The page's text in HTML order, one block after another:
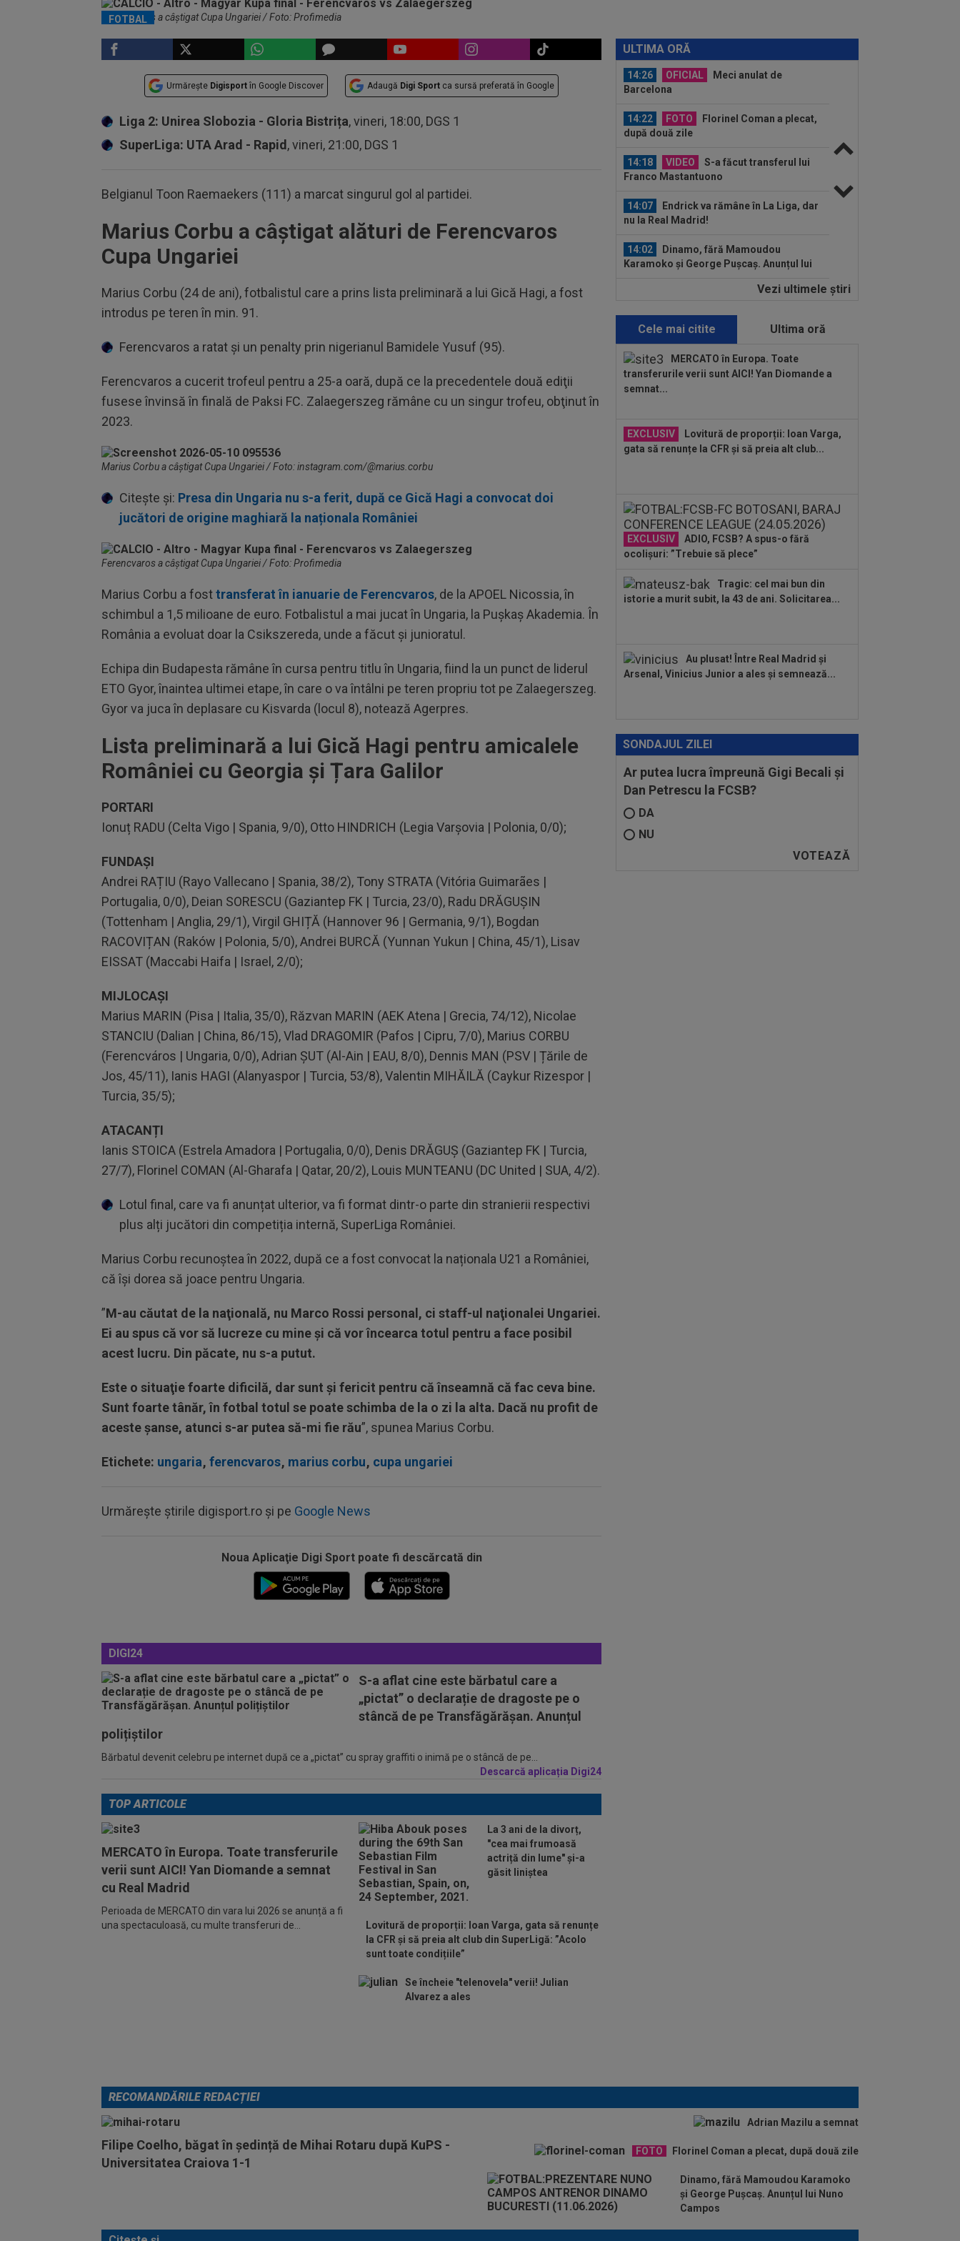
FOTBAL
Ferencvaros a câștigat Cupa Ungariei / Foto: Profimedia
Urmărește Digisport în Google Discover Adaugă Digi Sport ca sursă preferată în Google
Liga 2: Unirea Slobozia - Gloria Bistrița, vineri, 18:00, DGS 1
SuperLiga: UTA Arad - Rapid , vineri, 21:00, DGS 1
Belgianul Toon Raemaekers (111) a marcat singurul gol al partidei.
Marius Corbu a câștigat alături de Ferencvaros
Cupa Ungariei
Marius Corbu (24 de ani), fotbalistul care a prins lista preliminară a lui Gică Hagi, a fost
introdus pe teren în min. 91.
Ferencvaros a ratat și un penalty prin nigerianul Bamidele Yusuf (95).
Ferencvaros a cucerit trofeul pentru a 25-a oară, după ce la precedentele două ediţii
fusese învinsă în finală de Paksi FC. Zalaegerszeg rămâne cu un singur trofeu, obţinut în
2023.
Marius Corbu a câștigat Cupa Ungariei / Foto: instagram.com/@marius.corbu
Citește și: Presa din Ungaria nu s-a ferit, după ce Gică Hagi a convocat doi
jucători de origine maghiară la naționala României
Ferencvaros a câștigat Cupa Ungariei / Foto: Profimedia
Marius Corbu a fosttransferat în ianuarie de Ferencvaros, de la APOEL Nicossia, în
schimbul a 1,5 milioane de euro. Fotbalistul a mai jucat în Ungaria, la Pușkaș Akademia. În
România a evoluat doar la Csikszereda, unde a făcut și junioratul.
Echipa din Budapesta rămâne în cursa pentru titlu în Ungaria, fiind la un punct de liderul
ETO Gyor, înaintea ultimei etape, în care o va întâlni pe teren propriu tot pe Zalaegerszeg.
Gyor va juca în deplasare cu Kisvarda (locul 8), notează Agerpres.
Lista preliminară a lui Gică Hagi pentru amicalele
României cu Georgia și Țara Galilor
PORTARI
Ionuț RADU (Celta Vigo | Spania, 9/0), Otto HINDRICH (Legia Varșovia | Polonia, 0/0);
FUNDAȘI
Andrei RAȚIU (Rayo Vallecano | Spania, 38/2), Tony STRATA (Vitória Guimarães |
Portugalia, 0/0), Deian SORESCU (Gaziantep FK | Turcia, 23/0), Radu DRĂGUȘIN
(Tottenham | Anglia, 29/1), Virgil GHIȚĂ (Hannover 96 | Germania, 9/1), Bogdan
RACOVIȚAN (Raków | Polonia, 5/0), Andrei BURCĂ (Yunnan Yukun | China, 45/1), Lisav
EISSAT (Maccabi Haifa | Israel, 2/0);
MIJLOCAȘI
Marius MARIN (Pisa | Italia, 35/0), Răzvan MARIN (AEK Atena | Grecia, 74/12), Nicolae
STANCIU (Dalian | China, 86/15), Vlad DRAGOMIR (Pafos | Cipru, 7/0), Marius CORBU
(Ferencváros | Ungaria, 0/0), Adrian ȘUT (Al-Ain | EAU, 8/0), Dennis MAN (PSV | Țările de
Jos, 45/11), Ianis HAGI (Alanyaspor | Turcia, 53/8), Valentin MIHĂILĂ (Caykur Rizespor |
Turcia, 35/5);
ATACANȚI
Ianis STOICA (Estrela Amadora | Portugalia, 0/0), Denis DRĂGUȘ (Gaziantep FK | Turcia,
27/7), Florinel COMAN (Al-Gharafa | Qatar, 20/2), Louis MUNTEANU (DC United | SUA, 4/2).
Lotul final, care va fi anunțat ulterior, va fi format dintr-o parte din stranierii respectivi
plus alți jucători din competiția internă, SuperLiga României.
Marius Corbu recunoștea în 2022, după ce a fost convocat la naționala U21 a României,
că își dorea să joace pentru Ungaria.
”M-au căutat de la naţională, nu Marco Rossi personal, ci staff-ul naţionalei Ungariei.
Ei au spus că vor să lucreze cu mine şi că vor încearca totul pentru a face posibil
acest lucru. Din păcate, nu s-a putut.
Este o situaţie foarte dificilă, dar sunt şi fericit pentru că înseamnă că fac ceva bine.
Sunt foarte tânăr, în fotbal totul se poate schimba de la o zi la alta. Dacă nu profit de
aceste şanse, atunci s-ar putea să-mi fie rău”, spunea Marius Corbu.
Etichete: ungaria, ferencvaros, marius corbu, cupa ungariei
Urmărește știrile digisport.ro și pe Google News
Noua Aplicaţie Digi Sport poate fi descărcată din
DIGI24
S-a aflat cine este bărbatul care a
„pictat” o declarație de dragoste pe o
stâncă de pe Transfăgărășan. Anunțul
polițiștilor
Bărbatul devenit celebru pe internet după ce a „pictat” cu spray graffiti o inimă pe o stâncă de pe...
Descarcă aplicația Digi24
ULTIMA ORĂ
Mihai Rotaru după KuPS - Universitatea...
14:26 OFICIAL
Meci anulat de
Barcelona
14:22 FOTO
Florinel Coman a plecat,
după două zile
14:18 VIDEO
S-a făcut transferul lui
Franco Mastantuono
14:07
Endrick va rămâne în La Liga, dar
nu la Real Madrid!
14:02
Dinamo, fără Mamoudou
Karamoko și George Pușcaș. Anunțul lui
Unirea Slobozia - Gloria Bistrița,
13:38
Cosmin Matei a fost suspendat
pentru dopaj! Verdictul final dat de TAS
13:36 EXCLUSIV
Ilie Dumitrescu a
văzut ce face Ioan Varga la CFR Cluj și n-a
14:26 OFICIAL
Meci anulat de
Barcelona
14:22 FOTO
Florinel Coman a plecat,
14:18 VIDEO
S-a făcut transferul lui
Vezi ultimele ştiri
Cele mai citite Ultima oră
MERCATO în Europa. Toate
transferurile verii sunt AICI! Yan Diomande a
semnat...
EXCLUSIV
Lovitură de proporții: Ioan Varga,
gata să renunțe la CFR și să preia alt club...
EXCLUSIV
ADIO, FCSB? A spus-o fără
ocolișuri: ”Trebuie să plece”
Tragic: cel mai bun din
istorie a murit subit, la 43 de ani. Solicitarea...
Au plusat! Între Real Madrid și
Arsenal, Vinicius Junior a ales și semnează...
SONDAJUL ZILEI
Ar putea lucra împreună Gigi Becali și
Dan Petrescu la FCSB?
DA
NU
TOP ARTICOLE
MERCATO în Europa. Toate transferurile
verii sunt AICI! Yan Diomande a semnat
cu Real Madrid
Perioada de MERCATO din vara lui 2026 se anunță a fi
una spectaculoasă, cu multe transferuri de...
La 3 ani de la divorț,
"cea mai frumoasă
actriță din lume" și-a
găsit liniștea
Lovitură de proporții: Ioan Varga, gata să renunțe
la CFR și să preia alt club din SuperLigă: ”Acolo
sunt toate condițiile”
Se încheie "telenovela" verii! Julian
Alvarez a ales
RECOMANDĂRILE REDACȚIEI
Filipe Coelho, băgat în ședință de Mihai Rotaru după KuPS -
Universitatea Craiova 1-1
Adrian Mazilu a semnat
FOTO Florinel Coman a plecat, după două zile
Dinamo, fără Mamoudou Karamoko
și George Pușcaș. Anunțul lui Nuno
Campos